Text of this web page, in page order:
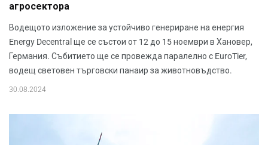
агросектора
Водещото изложение за устойчиво генериране на енергия
Energy Decentral ще се състои от 12 до 15 ноември в Хановер,
Германия. Събитието ще се провежда паралелно с EuroTier,
водещ световен търговски панаир за животновъдство.
30.08.2024